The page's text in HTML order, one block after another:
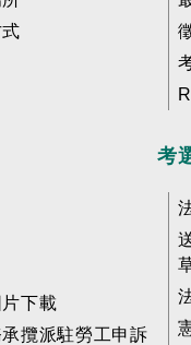
下載
攬派駐勞工申訴
考